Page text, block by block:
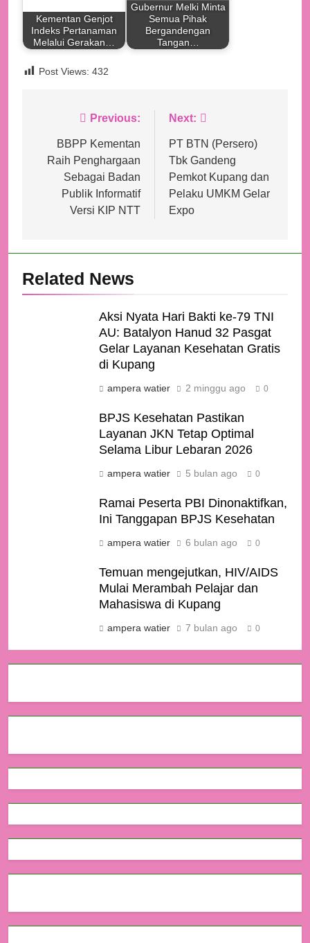
Kementan Genjot
Indeks Pertanaman
Melalui Gerakan…
Gubernur Melki Minta
Semua Pihak
Bergandengan
Tangan…
Post Views: 432
Navigasi
pos
Previous:
BBPP Kementan
Raih Penghargaan
Sebagai Badan
Publik Informatif
Versi KIP NTT
Next:
PT BTN (Persero)
Tbk Gandeng
Pemkot Kupang dan
Pelaku UMKM Gelar
Expo
Related News
Aksi Nyata Hari Bakti ke-79 TNI
AU: Batalyon Hanud 32 Pasgat
Gelar Layanan Kesehatan Gratis
di Kupang
ampera watier 2 minggu ago 0
BPJS Kesehatan Pastikan
Layanan JKN Tetap Optimal
Selama Libur Lebaran 2026
ampera watier 5 bulan ago 0
Ramai Peserta PBI Dinonaktifkan,
Ini Tanggapan BPJS Kesehatan
ampera watier 6 bulan ago 0
Temuan mengejutkan, HIV/AIDS
Mulai Merambah Pelajar dan
Mahasiswa di Kupang
ampera watier 7 bulan ago 0